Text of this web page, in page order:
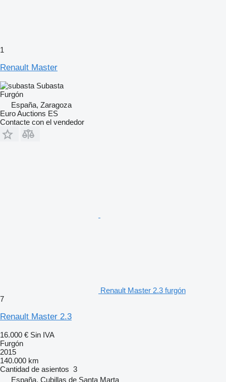
1
Renault Master
Subasta
Furgón
España, Zaragoza
Euro Auctions ES
Contacte con el vendedor
Renault Master 2.3 furgón
7
Renault Master 2.3
16.000 € Sin IVA
Furgón
2015
140.000 km
Cantidad de asientos 3
España, Cubillas de Santa Marta